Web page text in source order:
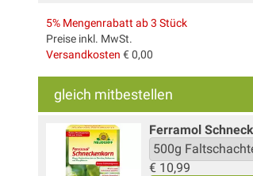
5% Mengenrabatt ab 3 Stück
Preise inkl. MwSt.
Versandkosten € 0,00
gleich mitbestellen
Ferramol
€ 10,99